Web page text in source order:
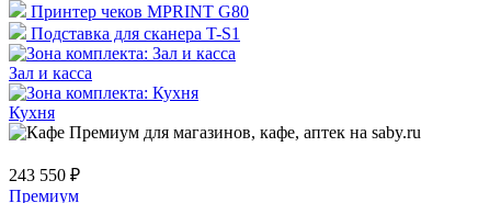
Принтер чеков MPRINT G80
Подставка для сканера T-S1
Зал и касса
Кухня
243 550 ₽
Премиум